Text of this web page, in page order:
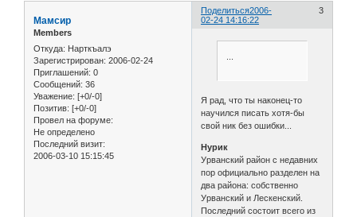
Поделиться 3
2006-
02-24 14:16:22
Мамсир
Members
Откуда: Нарткъалэ
Зарегистрирован: 2006-02-24
Приглашений: 0
Сообщений: 36
Уважение: [+0/-0]
Позитив: [+0/-0]
Провел на форуме:
Не определено
Последний визит:
2006-03-10 15:15:45
Я рад, что ты наконец-то
научился писать хотя-бы
свой ник без ошибки...
Нурик
Урванский район с недавних
пор официально разделен на
два района: собственно
Урванский и Лескенский.
Последний состоит всего из